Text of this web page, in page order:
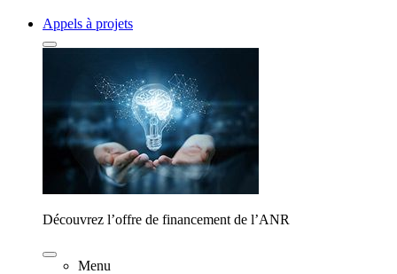
Appels à projets
Découvrez l’offre de financement de l’ANR
Menu